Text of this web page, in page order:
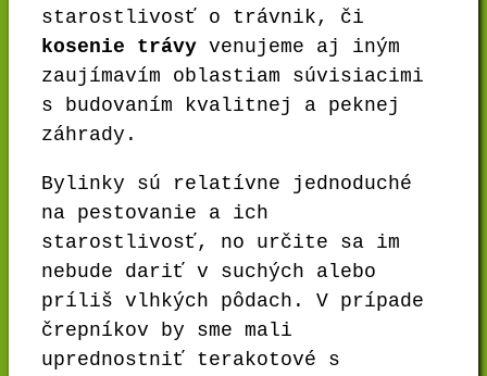
starostlivosť o trávnik, či
kosenie trávy venujeme aj iným
zaujímavím oblastiam súvisiacimi
s budovaním kvalitnej a peknej
záhrady.
Bylinky sú relatívne jednoduché
na pestovanie a ich
starostlivosť, no určite sa im
nebude dariť v suchých alebo
príliš vlhkých pôdach. V prípade
črepníkov by sme mali
uprednostniť terakotové s